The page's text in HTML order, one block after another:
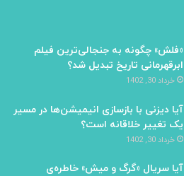
«فلش» چگونه به جنجالی‌ترین فیلم
ابرقهرمانی تاریخ تبدیل شد؟
خرداد 30, 1402
آیا دیزنی با بازسازی انیمیشن‌ها در مسیر
یک تغییر خلاقانه است؟
خرداد 30, 1402
آیا سریال «گرگ و میش» خاطره‌ی